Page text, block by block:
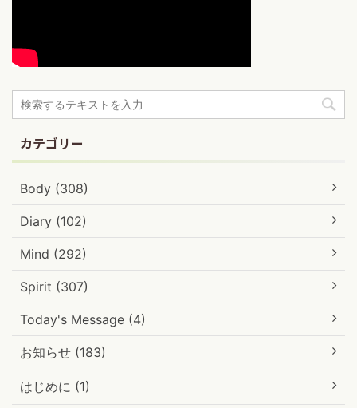
カテゴリー
Body (308)
Diary (102)
Mind (292)
Spirit (307)
Today's Message (4)
お知らせ (183)
はじめに (1)